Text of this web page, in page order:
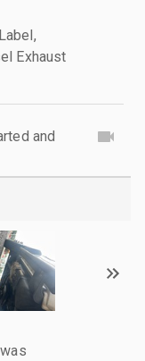
Exhaust
and